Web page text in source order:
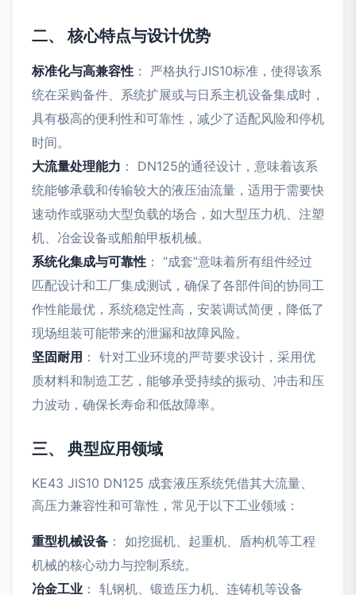
二、 核心特点与设计优势
标准化与高兼容性 ： 严格执行JIS10标准，使得该系
统在采购备件、系统扩展或与日系主机设备集成时，
具有极高的便利性和可靠性，减少了适配风险和停机
时间。
大流量处理能力 ： DN125的通径设计，意味着该系
统能够承载和传输较大的液压油流量，适用于需要快
速动作或驱动大型负载的场合，如大型压力机、注塑
机、冶金设备或船舶甲板机械。
系统化集成与可靠性 ： “成套”意味着所有组件经过
匹配设计和工厂集成测试，确保了各部件间的协同工
作性能最优，系统稳定性高，安装调试简便，降低了
现场组装可能带来的泄漏和故障风险。
坚固耐用 ： 针对工业环境的严苛要求设计，采用优
质材料和制造工艺，能够承受持续的振动、冲击和压
力波动，确保长寿命和低故障率。
三、 典型应用领域
KE43 JIS10 DN125 成套液压系统凭借其大流量、
高压力兼容性和可靠性，常见于以下工业领域：
重型机械设备 ： 如挖掘机、起重机、盾构机等工程
机械的核心动力与控制系统。
冶金工业 ： 轧钢机、锻造压力机、连铸机等设备